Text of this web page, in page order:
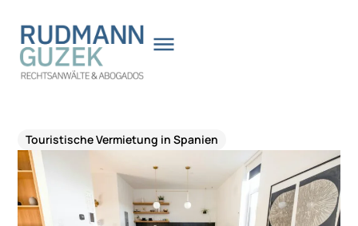
Inhalt
springen
Touristische Vermietung in Spanien